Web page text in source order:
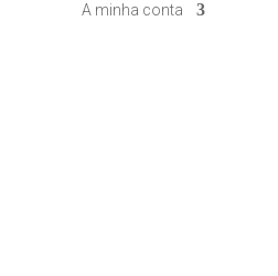
A minha conta